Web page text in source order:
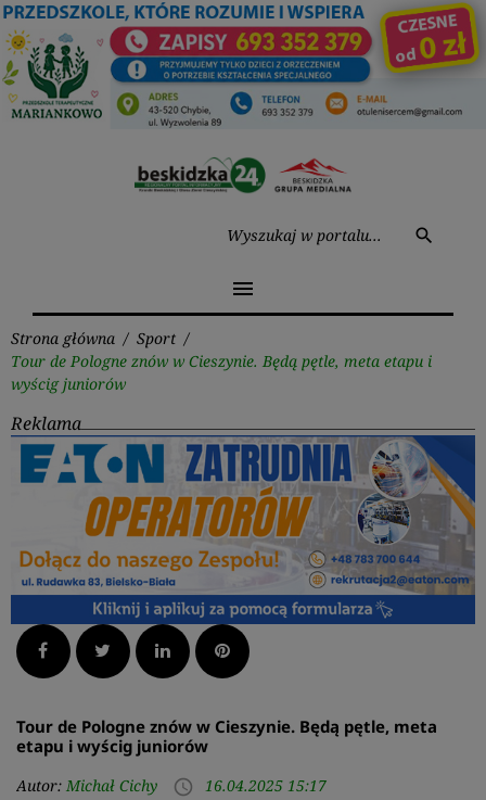
Przejdź
do
treści
search
menu
Strona główna / Sport /
Tour de Pologne znów w Cieszynie. Będą pętle, meta etapu i
wyścig juniorów
Reklama
Facebook Twitter LinkedInPinterest
Tour de Pologne znów w Cieszynie. Będą pętle, meta
etapu i wyścig juniorów
Autor: Michał Cichy access_time 16.04.2025 15:17